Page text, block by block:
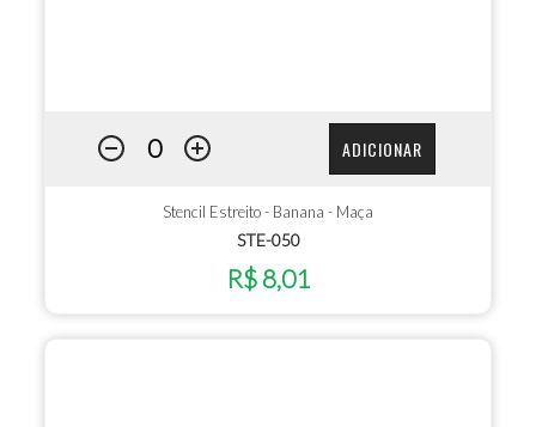
ADICIONAR
Stencil Estreito - Banana - Maça
STE-050
R$ 8,01